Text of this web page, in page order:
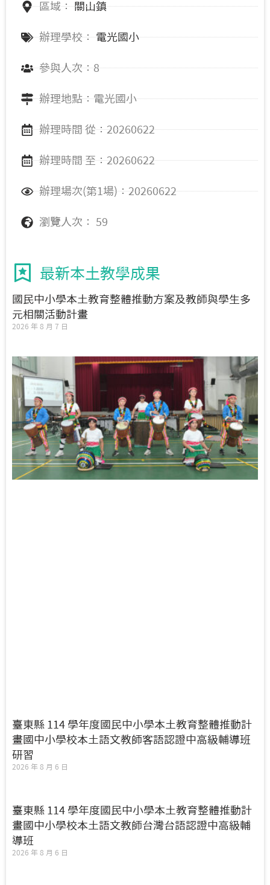
區域： 關山鎮
辦理學校： 電光國小
參與人次：8
辦理地點：電光國小
辦理時間 從：20260622
辦理時間 至：20260622
辦理場次(第1場)：20260622
瀏覽人次： 59
最新本土教學成果
國民中小學本土教育整體推動方案及教師與學生多
元相關活動計畫
2026 年 8 月 7 日
臺東縣 114 學年度國民中小學本土教育整體推動計
畫國中小學校本土語文教師客語認證中高級輔導班
研習
2026 年 8 月 6 日
臺東縣 114 學年度國民中小學本土教育整體推動計
畫國中小學校本土語文教師台灣台語認證中高級輔
導班
2026 年 8 月 6 日